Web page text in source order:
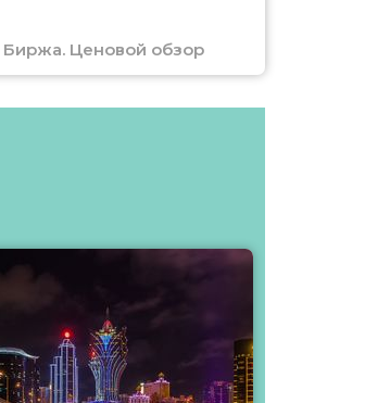
Биржа. Ценовой обзор